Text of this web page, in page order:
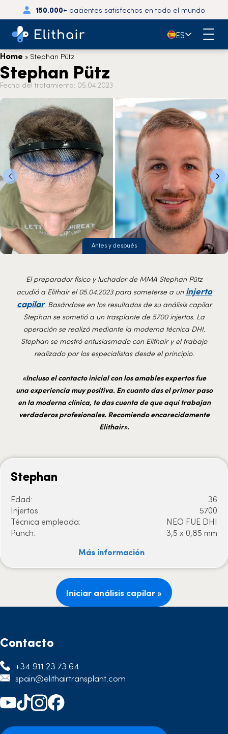
150.000+ pacientes satisfechos en todo el mundo
🇪🇸ES
Home » Stephan Pütz
Stephan Pütz
Fecha del tratamiento: 05.04.2023
Antes y después
El preparador físico y luchador de MMA Stephan Pütz
acudió a Elithair el 05.04.2023 para someterse a un injerto
capilar. Basándose en los resultados de su análisis capilar
Stephan se sometió a un trasplante de 5700 injertos. La
operación se realizó mediante la moderna técnica DHI.
Stephan se mostró entusiasmado con Elithair y el trabajo
realizado por los especialistas desde el principio.
«Incluso el contacto inicial con los amables expertos fue
una experiencia muy positiva. En cuanto das el primer paso
en la moderna clínica, te das cuenta de que aquí trabajan
verdaderos profesionales. Recomiendo encarecidamente
Elithair».
Stephan
Edad:
36
Injertos:
5700
Técnica empleada:
NEO FUE DHI
Punch:
3,5 x 0,85 mm
Más información
Iniciar análisis capilar »
Contacto
+34 911 23 73 64
spain@elithairtransplant.com